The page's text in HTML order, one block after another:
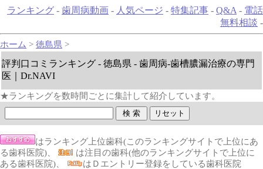
ランキング - 歯周病動画 - 人気ページ - 特集記事 - Q&A - 電話
無料相談 -
ホーム > 徳島県 >
評判口コミランキング - 徳島県 - 歯周病-歯槽膿漏治療の専門
医｜Dr.NAVI
★ランキングを数時間ごとに集計して紹介しています。
はランキング上位歯科(このランキングサイトで上位にあ
る歯科医院)、
は注目の歯科(他のランキングサイトで上位に
ある歯科医院)、
はＤエントリー登録をしている歯科医院